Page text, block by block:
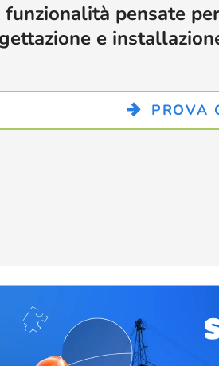
funzionalità pensate
e
PROVA